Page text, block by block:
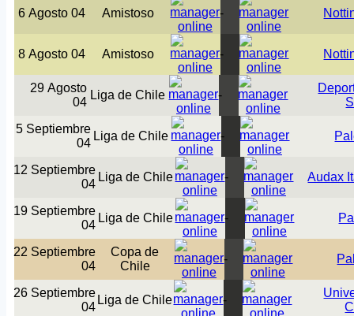
6 Agosto 04 Amistoso -
8 Agosto 04 Amistoso -
29 Agosto
04
Liga de Chile -
5 Septiembre
04
Liga de Chile -
12 Septiembre
04
Liga de Chile - Audax
19 Septiembre
04
Liga de Chile -
22 Septiembre
04
Copa de
Chile
-
26 Septiembre
04
Liga de Chile -